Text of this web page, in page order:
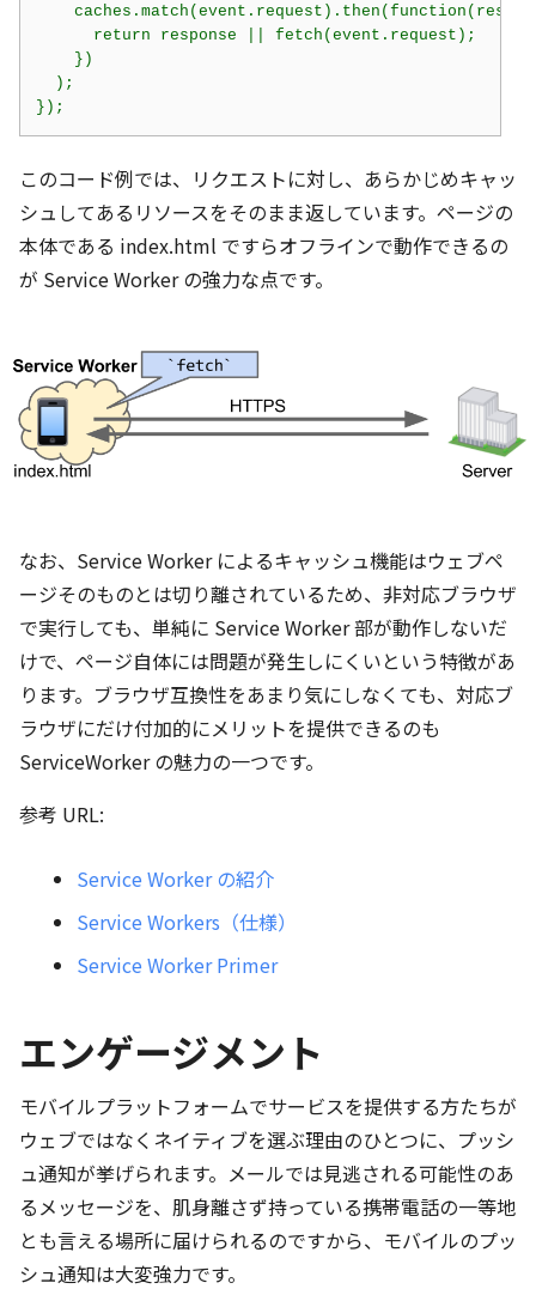
return response || fetch(event.request);
})
);
このコード例では、リクエストに対し、あらかじめキャッ
シュしてあるリソースをそのまま返しています。ページの
本体である index.html ですらオフラインで動作できるの
が Service Worker の強力な点です。
なお、Service Worker によるキャッシュ機能はウェブペ
ージそのものとは切り離されているため、非対応ブラウザ
で実行しても、単純に Service Worker 部が動作しないだ
けで、ページ自体には問題が発生しにくいという特徴があ
ります。ブラウザ互換性をあまり気にしなくても、対応ブ
ラウザにだけ付加的にメリットを提供できるのも
ServiceWorker の魅力の一つです。
参考 URL:
Service Worker の紹介
Service Workers（仕様）
Service Worker Primer
エンゲージメント
モバイルプラットフォームでサービスを提供する方たちが
ウェブではなくネイティブを選ぶ理由のひとつに、プッシ
ュ通知が挙げられます。メールでは見逃される可能性のあ
るメッセージを、肌身離さず持っている携帯電話の一等地
とも言える場所に届けられるのですから、モバイルのプッ
シュ通知は大変強力です。